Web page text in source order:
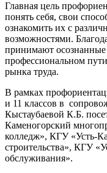
Главная цель
понять себя, свои
ознакомить их с
возможностями.
принимают
профессиональном
рынка труда.
В рамках
и 11 классов в
Кыстаубаевой К.Б.
Каменогорский
колледж», КГУ «Усть-
строительства», КГУ
обслуживания».